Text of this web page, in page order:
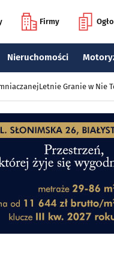
Firmy
Nieruchomości
Letnie Granie w Nie